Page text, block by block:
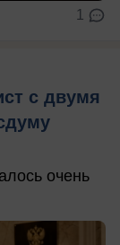
1
с двумя
очень